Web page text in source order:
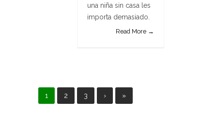
una niña sin casa les
importa demasiado.
Read More →
1 2 3 › »